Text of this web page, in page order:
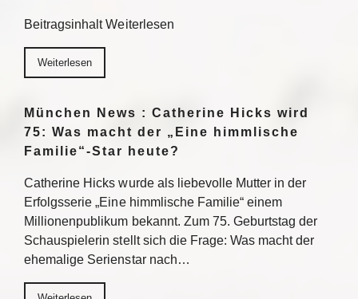
Beitragsinhalt Weiterlesen
Weiterlesen
München News : Catherine Hicks wird
75: Was macht der „Eine himmlische
Familie“-Star heute?
Catherine Hicks wurde als liebevolle Mutter in der
Erfolgsserie „Eine himmlische Familie“ einem
Millionenpublikum bekannt. Zum 75. Geburtstag der
Schauspielerin stellt sich die Frage: Was macht der
ehemalige Serienstar nach…